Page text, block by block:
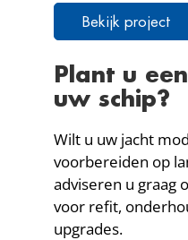
Bekijk project
Plant u
uw schip?
Wilt u uw jacht
voorbereiden op
adviseren u graag
voor refit,
upgrades.